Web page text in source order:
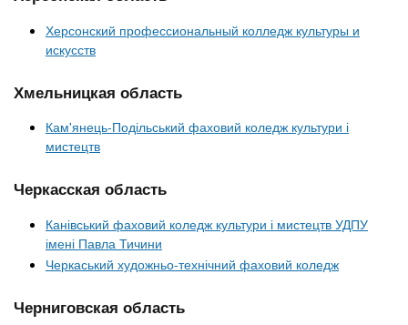
Херсонский профессиональный колледж культуры и
искусств
Хмельницкая область
Кам'янець-Подільський фаховий коледж культури і
мистецтв
Черкасская область
Канівський фаховий коледж культури і мистецтв УДПУ
імені Павла Тичини
Черкаський художньо-технічний фаховий коледж
Черниговская область